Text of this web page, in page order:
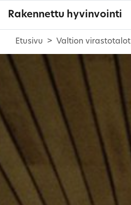
Rakennettu hyvinvointi
Etusivu Valtion virastotalot